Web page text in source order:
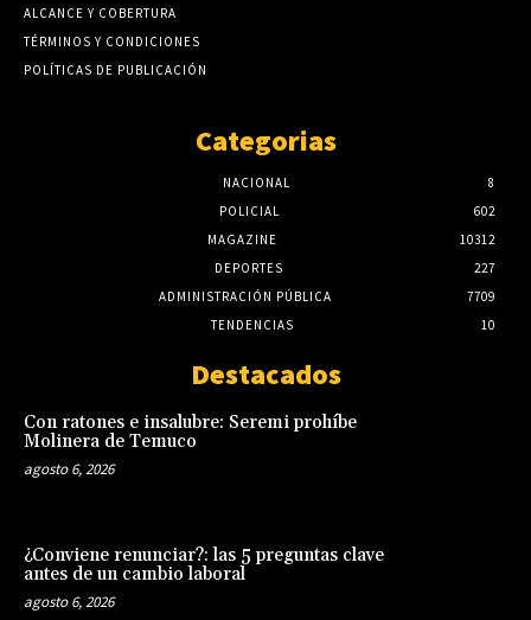
ALCANCE Y COBERTURA
TÉRMINOS Y CONDICIONES
POLÍTICAS DE PUBLICACIÓN
Categorias
NACIONAL
8
POLICIAL
602
MAGAZINE
10312
DEPORTES
227
ADMINISTRACIÓN PÚBLICA
7709
TENDENCIAS
10
Destacados
Con ratones e insalubre: Seremi prohíbe
Molinera de Temuco
agosto 6, 2026
¿Conviene renunciar?: las 5 preguntas clave
antes de un cambio laboral
agosto 6, 2026